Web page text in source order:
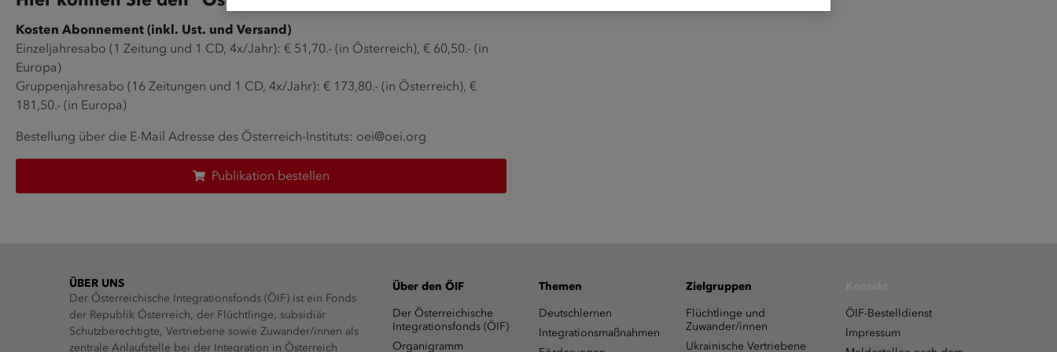
Kosten Abonnement (inkl. Ust. und Versand)
Einzeljahresabo (1 Zeitung und 1 CD, 4x/Jahr): € 51,70.- (in Österreich), € 60,50.- (in
Europa)
Gruppenjahresabo (16 Zeitungen und 1 CD, 4x/Jahr): € 173,80.- (in Österreich), €
181,50.- (in Europa)
Bestellung über die E-Mail Adresse des Österreich-Instituts: oei@oei.org
Publikation bestellen
ÜBER UNS
Der Österreichische Integrationsfonds (ÖIF) ist ein Fonds
der Republik Österreich, der Flüchtlinge, subsidiär
Schutzberechtigte, Vertriebene sowie Zuwander/innen als
zentrale Anlaufstelle bei der Integration in Österreich
Über den ÖIF
Der Österreichische
Integrationsfonds (ÖIF)
Organigramm
Themen
Deutschlernen
Integrationsmaßnahmen
Zielgruppen
Flüchtlinge und
Zuwander/innen
Ukrainische Vertriebene
ÖIF-Bestelldienst
Impressum